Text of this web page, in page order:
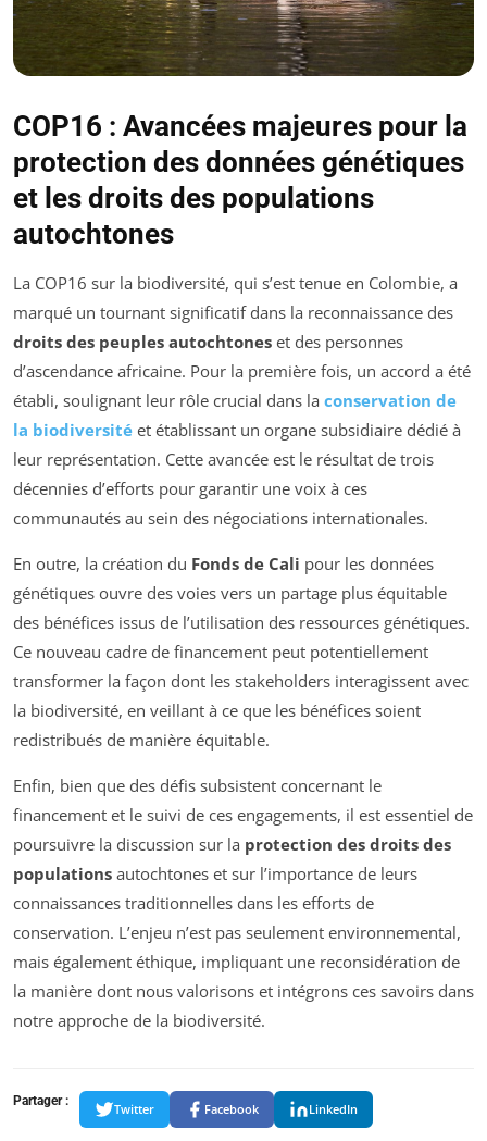
COP16 : Avancées majeures pour la
protection des données génétiques
et les droits des populations
autochtones
La COP16 sur la biodiversité, qui s’est tenue en Colombie, a
marqué un tournant significatif dans la reconnaissance des
droits des peuples autochtones et des personnes
d’ascendance africaine. Pour la première fois, un accord a été
établi, soulignant leur rôle crucial dans la conservation de
la biodiversité et établissant un organe subsidiaire dédié à
leur représentation. Cette avancée est le résultat de trois
décennies d’efforts pour garantir une voix à ces
communautés au sein des négociations internationales.
En outre, la création du Fonds de Cali pour les données
génétiques ouvre des voies vers un partage plus équitable
des bénéfices issus de l’utilisation des ressources génétiques.
Ce nouveau cadre de financement peut potentiellement
transformer la façon dont les stakeholders interagissent avec
la biodiversité, en veillant à ce que les bénéfices soient
redistribués de manière équitable.
Enfin, bien que des défis subsistent concernant le
financement et le suivi de ces engagements, il est essentiel de
poursuivre la discussion sur la protection des droits des
populations autochtones et sur l’importance de leurs
connaissances traditionnelles dans les efforts de
conservation. L’enjeu n’est pas seulement environnemental,
mais également éthique, impliquant une reconsidération de
la manière dont nous valorisons et intégrons ces savoirs dans
notre approche de la biodiversité.
Partager :
Twitter Facebook LinkedIn